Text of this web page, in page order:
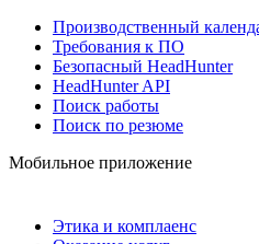
Производственный
Требования к ПО
Безопасный HeadHunter
HeadHunter API
Поиск работы
Поиск по резюме
Мобильное приложение
Этика и комплаенс